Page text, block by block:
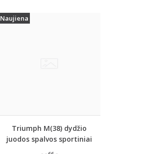
Naujiena
Triumph M(38) dydžio
juodos spalvos sportiniai